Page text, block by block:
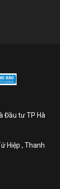
gắn liền
bước
một
hợp
gian
Đầu tư TP Hà
Hiệp , Thanh